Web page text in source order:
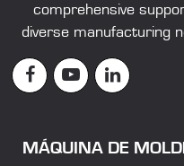
comprehensive
diverse manufacturing
MÁQUINA DE